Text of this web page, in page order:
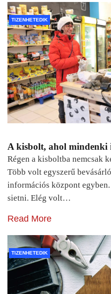
TIZENHETEDIK
A kisbolt, ahol mindenki
Régen a kisboltba nemcsak
Több volt egyszerű
információs központ
sietni. Elég volt…
Read More
TIZENHETEDIK